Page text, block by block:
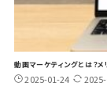
動画マーケティングとは？
2025-01-24